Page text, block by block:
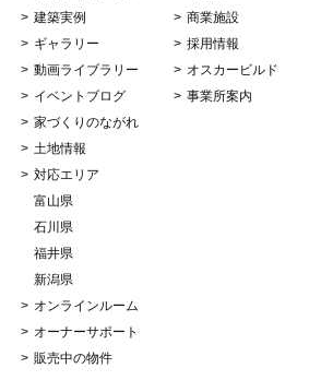
建築実例
ギャラリー
動画ライブラリー
イベントブログ
家づくりのながれ
土地情報
対応エリア
富山県
石川県
福井県
新潟県
オンラインルーム
オーナーサポート
販売中の物件
商業施設
採用情報
オスカービルド
事業所案内